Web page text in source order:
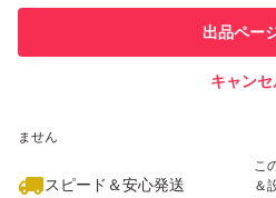
これを持ってるとREVIのこの
ガイドBOOKになっております
で
ません
スピード＆安心発送
こ
＆
出品ペー
キャンセ